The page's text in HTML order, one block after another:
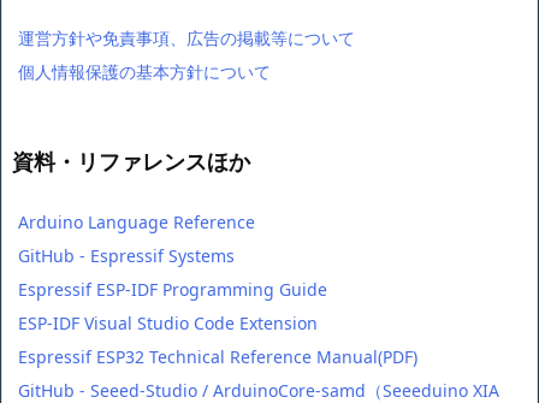
運営方針や免責事項、広告の掲載等について
個人情報保護の基本方針について
資料・リファレンスほか
Arduino Language Reference
GitHub - Espressif Systems
Espressif ESP-IDF Programming Guide
ESP-IDF Visual Studio Code Extension
Espressif ESP32 Technical Reference Manual(PDF)
GitHub - Seeed-Studio / ArduinoCore-samd（Seeeduino XIA